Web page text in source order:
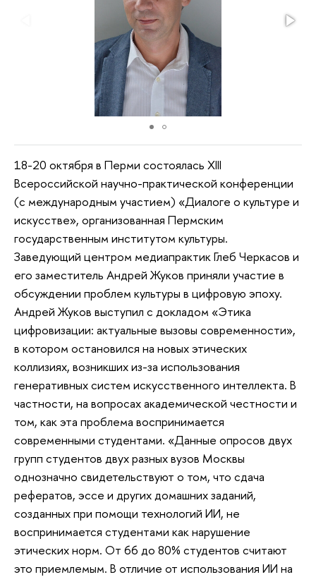
18-20 октября в Перми состоялась ХIII
Всероссийской научно-практической конференции
(с международным участием) «Диалоге о культуре и
искусстве», организованная Пермским
государственным институтом культуры.
Заведующий центром медиапрактик Глеб Черкасов и
его заместитель Андрей Жуков приняли участие в
обсуждении проблем культуры в цифровую эпоху.
Андрей Жуков выступил с докладом «Этика
цифровизации: актуальные вызовы современности»,
в котором остановился на новых этических
коллизиях, возникших из-за использования
генеративных систем искусственного интеллекта. В
частности, на вопросах академической честности и
том, как эта проблема воспринимается
современными студентами. «Данные опросов двух
групп студентов двух разных вузов Москвы
однозначно свидетельствуют о том, что сдача
рефератов, эссе и других домашних заданий,
созданных при помощи технологий ИИ, не
воспринимается студентами как нарушение
этических норм. От 66 до 80% студентов считают
это приемлемым. В отличие от использования ИИ на